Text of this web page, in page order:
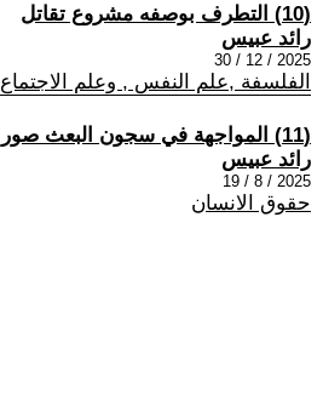
(10) التطرف بوصفه مشروع تقاتل
رائد عبيس
2025 / 12 / 30
الفلسفة ,علم النفس , وعلم الاجتماع
(11) المواجهة في سجون البعث صور من انتهاك حقوق الإنسان
رائد عبيس
2025 / 8 / 19
حقوق الانسان